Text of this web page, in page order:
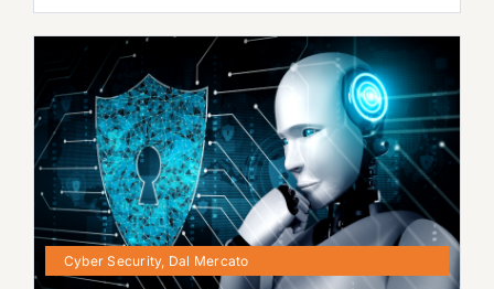
Cyber Security, Dal Mercato